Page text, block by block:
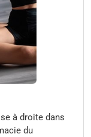
à droite dans
du